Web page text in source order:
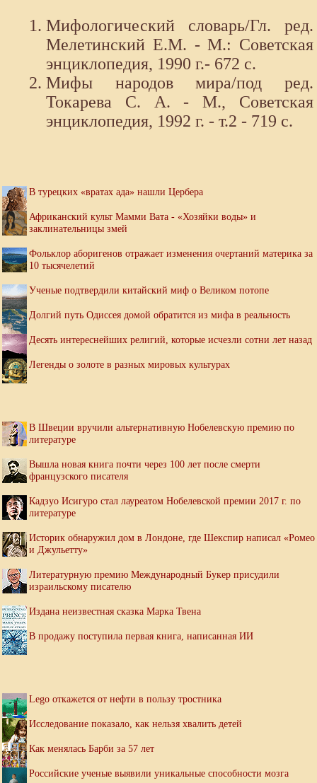
Мифологический словарь/Гл. ред.
Мелетинский Е.М. - М.: Советская
энциклопедия, 1990 г.- 672 с.
Мифы народов мира/под ред.
Токарева С. А. - М., Советская
энциклопедия, 1992 г. - т.2 - 719 с.
В турецких «вратах ада» нашли Цербера
Африканский культ Мамми Вата - «Хозяйки воды» и
заклинательницы змей
Фольклор аборигенов отражает изменения очертаний материка за
10 тысячелетий
Ученые подтвердили китайский миф о Великом потопе
Долгий путь Одиссея домой обратится из мифа в реальность
Десять интереснейших религий, которые исчезли сотни лет назад
Легенды о золоте в разных мировых культурах
В Швеции вручили альтернативную Нобелевскую премию по
литературе
Вышла новая книга почти через 100 лет после смерти
французского писателя
Кадзуо Исигуро стал лауреатом Нобелевской премии 2017 г. по
литературе
Историк обнаружил дом в Лондоне, где Шекспир написал «Ромео
и Джульетту»
Литературную премию Международный Букер присудили
израильскому писателю
Издана неизвестная сказка Марка Твена
В продажу поступила первая книга, написанная ИИ
Lego откажется от нефти в пользу тростника
Исследование показало, как нельзя хвалить детей
Как менялась Барби за 57 лет
Российские ученые выявили уникальные способности мозга